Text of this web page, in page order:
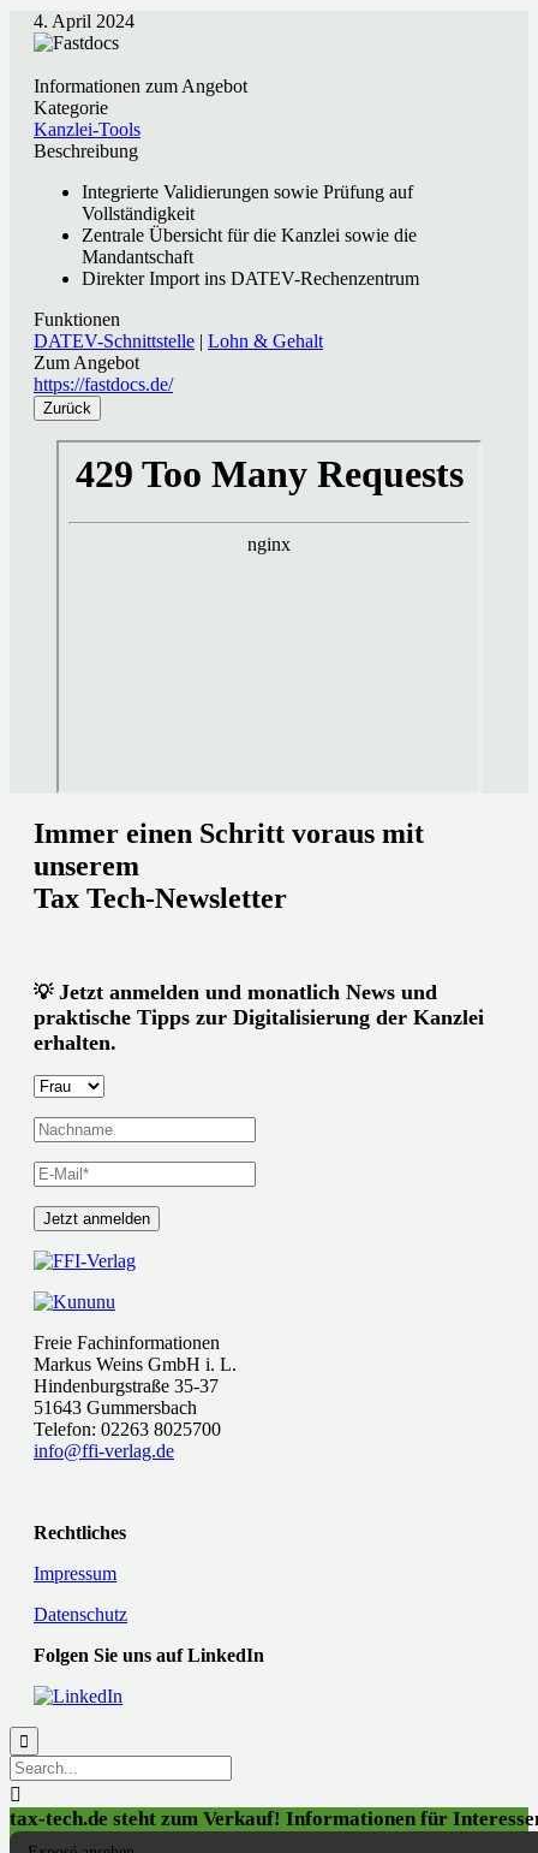
4. April 2024
Informationen zum Angebot
Kategorie
Kanzlei-Tools
Beschreibung
Integrierte Validierungen sowie Prüfung auf
Vollständigkeit
Zentrale Übersicht für die Kanzlei sowie die
Mandantschaft
Direkter Import ins DATEV-Rechenzentrum
Funktionen
DATEV-Schnittstelle | Lohn & Gehalt
Zum Angebot
https://fastdocs.de/
Zurück
Immer einen Schritt voraus mit
unserem
Tax Tech-Newsletter
💡Jetzt anmelden und monatlich News und
praktische Tipps zur Digitalisierung der Kanzlei
erhalten.
Freie Fachinformationen
Markus Weins GmbH i. L.
Hindenburgstraße 35-37
51643 Gummersbach
Telefon: 02263 8025700
info@ffi-verlag.de
Rechtliches
Impressum
Datenschutz
Folgen Sie uns auf LinkedIn


tax-tech.de steht zum Verkauf! Informationen für